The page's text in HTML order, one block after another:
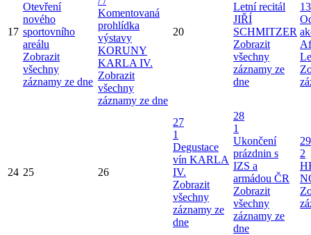
17
Otevření
nového
sportovního
areálu
Zobrazit
všechny
záznamy ze dne
Komentovaná
prohlídka
výstavy
KORUNY
KARLA IV.
Zobrazit
všechny
záznamy ze dne
20
Letní recitál
JIŘÍ
SCHMITZER
Zobrazit
všechny
záznamy ze
dne
24 25 26
27
1
Degustace
vín KARLA
IV.
Zobrazit
všechny
záznamy ze
dne
28
1
Ukončení
prázdnin s
IZS a
armádou ČR
Zobrazit
všechny
záznamy ze
dne
29
2